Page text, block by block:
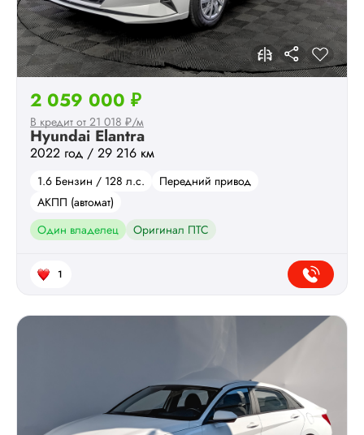
Hyundai Elantra
2022 год / 29 216 км
1.6 Бензин / 128 л.с.
Передний привод
АКПП (автомат)
Один владелец
Оригинал ПТС
2 059 000 ₽
В кредит от 21 018 ₽/м
1